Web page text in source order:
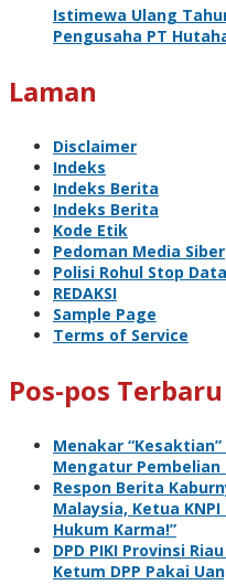
Istimewa Ulang
Pengusaha PT
Laman
Disclaimer
Indeks
Indeks Berita
Indeks Berita
Kode Etik
Pedoman Media Siber
Polisi Rohul Stop
REDAKSI
Sample Page
Terms of Service
Pos-pos Terbaru
Menakar
Mengatur Pembelian
Respon Berita
Malaysia, Ketua
Hukum Karma!”
DPD PIKI Provinsi
Ketum DPP Pakai